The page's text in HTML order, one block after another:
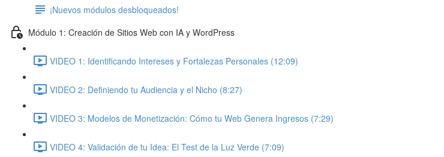
¡Nuevos módulos desbloqueados!
Módulo 1: Creación de Sitios Web con IA y WordPress
VIDEO 1: Identificando Intereses y Fortalezas Personales (12:09)
VIDEO 2: Definiendo tu Audiencia y el Nicho (8:27)
VIDEO 3: Modelos de Monetización: Cómo tu Web Genera Ingresos (7:29)
VIDEO 4: Validación de tu Idea: El Test de la Luz Verde (7:09)